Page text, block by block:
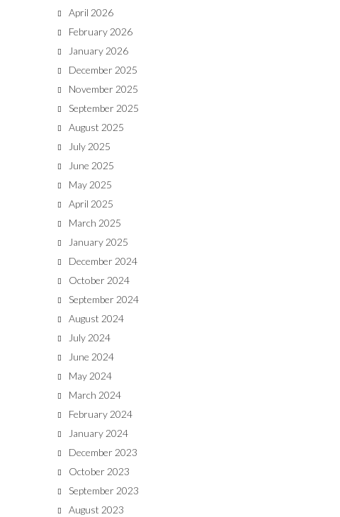
April 2026
February 2026
January 2026
December 2025
November 2025
September 2025
August 2025
July 2025
June 2025
May 2025
April 2025
March 2025
January 2025
December 2024
October 2024
September 2024
August 2024
July 2024
June 2024
May 2024
March 2024
February 2024
January 2024
December 2023
October 2023
September 2023
August 2023